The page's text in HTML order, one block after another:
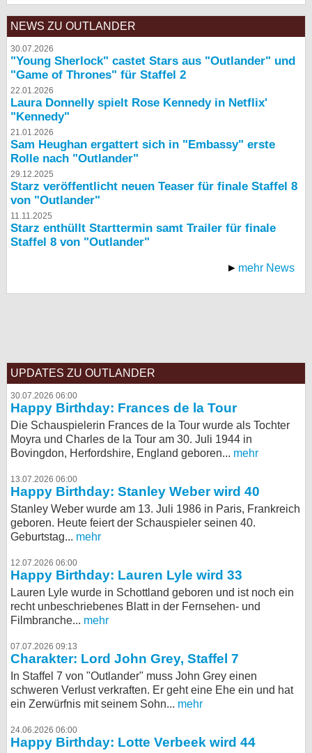
NEWS ZU OUTLANDER
30.07.2026
"Young Sherlock" castet Stars aus "Outlander" und
"Game of Thrones" für Staffel 2
22.01.2026
Laura Donnelly spielt Rose Kennedy in Netflix'
"Kennedy"
21.01.2026
Sam Heughan ergattert sich in "Embassy" erste
Rolle nach "Outlander"
29.12.2025
Starz veröffentlicht neuen Teaser für finale Staffel 8
von "Outlander"
11.11.2025
Starz enthüllt Starttermin samt Trailer für finale
Staffel 8 von "Outlander"
mehr News
UPDATES ZU OUTLANDER
30.07.2026 06:00
Happy Birthday: Frances de la Tour
Die Schauspielerin Frances de la Tour wurde als Tochter
Moyra und Charles de la Tour am 30. Juli 1944 in
Bovingdon, Herfordshire, England geboren... mehr
13.07.2026 06:00
Happy Birthday: Stanley Weber wird 40
Stanley Weber wurde am 13. Juli 1986 in Paris, Frankreich
geboren. Heute feiert der Schauspieler seinen 40.
Geburtstag... mehr
12.07.2026 06:00
Happy Birthday: Lauren Lyle wird 33
Lauren Lyle wurde in Schottland geboren und ist noch ein
recht unbeschriebenes Blatt in der Fernsehen- und
Filmbranche... mehr
07.07.2026 09:13
Charakter: Lord John Grey, Staffel 7
In Staffel 7 von "Outlander" muss John Grey einen
schweren Verlust verkraften. Er geht eine Ehe ein und hat
ein Zerwürfnis mit seinem Sohn... mehr
24.06.2026 06:00
Happy Birthday: Lotte Verbeek wird 44